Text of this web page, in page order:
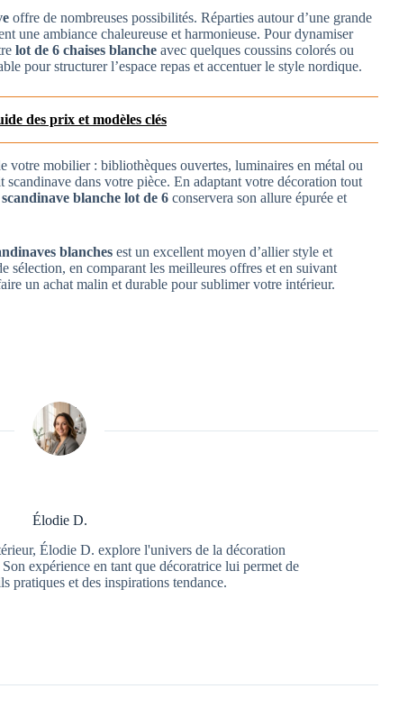
offre de nombreuses possibilités. Réparties autour d’une grande
une ambiance chaleureuse et harmonieuse. Pour dynamiser
lot de 6 chaises blanche avec quelques coussins colorés ou
pour structurer l’espace repas et accentuer le style nordique.
des prix et modèles clés
votre mobilier : bibliothèques ouvertes, luminaires en métal ou
scandinave dans votre pièce. En adaptant votre décoration tout
scandinave blanche lot de 6 conservera son allure épurée et
blanches est un excellent moyen d’allier style et
sélection, en comparant les meilleures offres et en suivant
un achat malin et durable pour sublimer votre intérieur.
Élodie D.
Élodie D. explore l'univers de la décoration
expérience en tant que décoratrice lui permet de
pratiques et des inspirations tendance.